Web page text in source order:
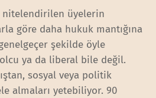
üyelerin
göre daha hukuk mantığına
şekilde öyle
ya da liberal bile değil.
sosyal veya politik
almaları yetebiliyor. 90